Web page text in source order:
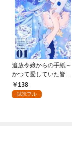
追放令嬢からの手紙～
かつて愛していた皆さ
まへ 私のことなどお忘
れですか？～【単話】
138
試読フル